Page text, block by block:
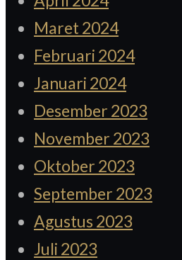
Maret 2024
Februari 2024
Januari 2024
Desember 2023
November 2023
Oktober 2023
September 2023
Agustus 2023
Juli 2023